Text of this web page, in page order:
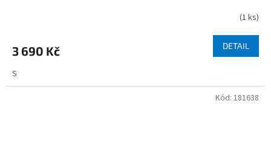
(1 ks)
3 690 Kč DETAIL
S
Kód: 181638